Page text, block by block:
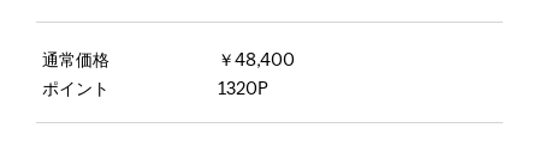
通常価格
￥48,400
ポイント
1320P